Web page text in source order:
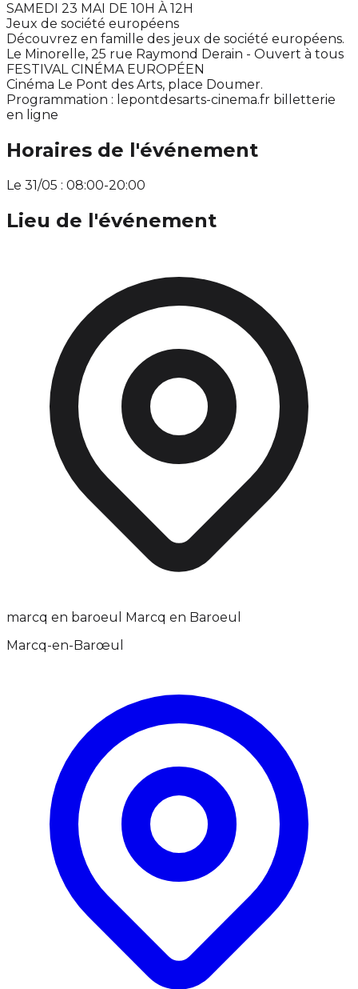
SAMEDI 23 MAI DE 10H À 12H
Jeux de société européens
Découvrez en famille des jeux de société européens.
Le Minorelle, 25 rue Raymond Derain - Ouvert à tous
FESTIVAL CINÉMA EUROPÉEN
Cinéma Le Pont des Arts, place Doumer.
Programmation : lepontdesarts-cinema.fr billetterie
en ligne
Horaires de l'événement
Le 31/05 : 08:00-20:00
Lieu de l'événement
marcq en baroeul Marcq en Baroeul
Marcq-en-Barœul